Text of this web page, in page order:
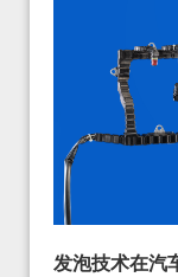
发泡技术在汽